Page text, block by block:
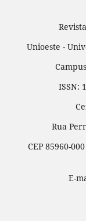
Unioeste -
ISSN:
Rua
CEP 85960-
E-